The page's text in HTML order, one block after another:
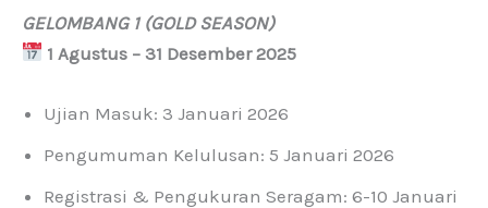
GELOMBANG 1 (GOLD SEASON)
1 Agustus – 31 Desember 2025
Ujian Masuk: 3 Januari 2026
Pengumuman Kelulusan: 5 Januari 2026
Registrasi & Pengukuran Seragam: 6-10 Januari